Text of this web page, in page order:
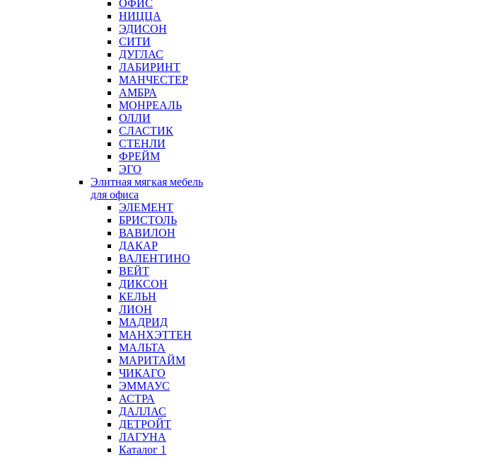
ОФИС
НИЦЦА
ЭДИСОН
СИТИ
ДУГЛАС
ЛАБИРИНТ
МАНЧЕСТЕР
АМБРА
МОНРЕАЛЬ
ОЛЛИ
СЛАСТИК
СТЕНЛИ
ФРЕЙМ
ЭГО
Элитная мягкая мебель
для офиса
ЭЛЕМЕНТ
БРИСТОЛЬ
ВАВИЛОН
ДАКАР
ВАЛЕНТИНО
ВЕЙТ
ДИКСОН
КЕЛЬН
ЛИОН
МАДРИД
МАНХЭТТЕН
МАЛЬТА
МАРИТАЙМ
ЧИКАГО
ЭММАУС
АСТРА
ДАЛЛАС
ДЕТРОЙТ
ЛАГУНА
Каталог 1